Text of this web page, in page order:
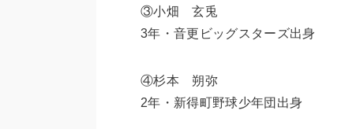
③小畑 玄兎
3年・音更ビッグスターズ出身
④杉本 朔弥
2年・新得町野球少年団出身